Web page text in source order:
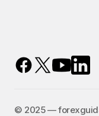
©️ 2025 —